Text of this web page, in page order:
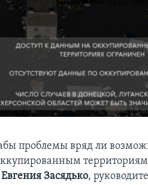
проблемы вряд ли
Евгения Засядько,